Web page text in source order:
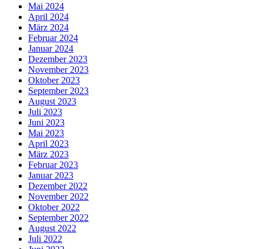
Mai 2024
April 2024
März 2024
Februar 2024
Januar 2024
Dezember 2023
November 2023
Oktober 2023
September 2023
August 2023
Juli 2023
Juni 2023
Mai 2023
April 2023
März 2023
Februar 2023
Januar 2023
Dezember 2022
November 2022
Oktober 2022
September 2022
August 2022
Juli 2022